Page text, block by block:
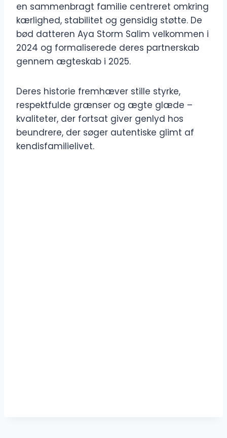
en sammenbragt familie centreret omkring
kærlighed, stabilitet og gensidig støtte. De
bød datteren Aya Storm Salim velkommen i
2024 og formaliserede deres partnerskab
gennem ægteskab i 2025.
Deres historie fremhæver stille styrke,
respektfulde grænser og ægte glæde –
kvaliteter, der fortsat giver genlyd hos
beundrere, der søger autentiske glimt af
kendisfamilielivet.